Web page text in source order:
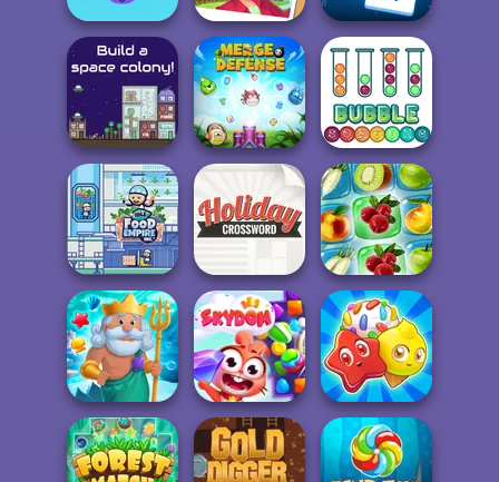
Emoji Bubble
Shooter
Tropical Merge Free Words
The Final Earth 2 Bubble Sorting
Idle Food Empire
Inc.
Holiday
Crossword
Fruit Connect 2